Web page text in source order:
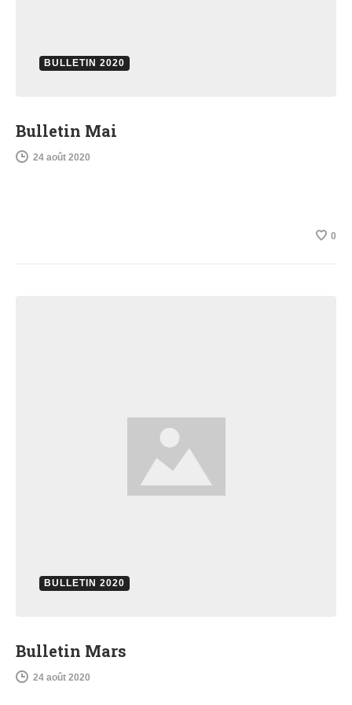
BULLETIN 2020
Bulletin Mai
24 août 2020
0
BULLETIN 2020
Bulletin Mars
24 août 2020